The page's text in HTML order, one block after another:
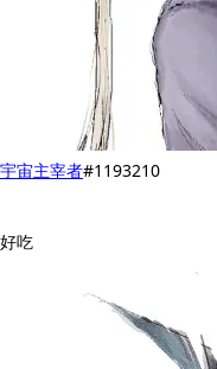
宇宙主宰者#1193210
好吃